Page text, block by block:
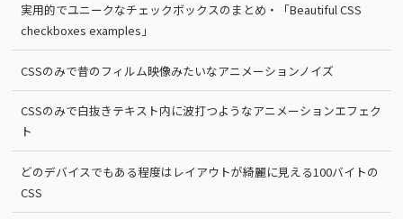
実用的でユニークなチェックボックスのまとめ・「Beautiful CSS
checkboxes examples」
CSSのみで昔のフィルム映像みたいなアニメーションノイズ
CSSのみで白抜きテキスト内に波打つようなアニメーションエフェク
ト
どのデバイスでもある程度はレイアウトが綺麗に見える100バイトの
CSS